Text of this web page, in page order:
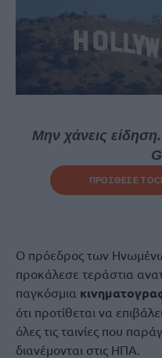
Μην χάνεις
ΠΡΟΣΘΕΣΕ ΤΟ
Ο πρόεδρος των
προκάλεσε τεράστια
παγκόσμια
ότι προτίθεται να
όλες τις ταινίες που
διανέμονται στις ΗΠΑ.